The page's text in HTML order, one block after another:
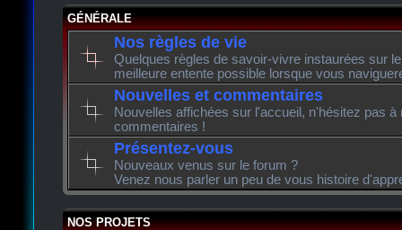
GÉNÉRALE
Nos règles de vie
Quelques règles de savoir-vivre instaurées sur
meilleure entente possible lorsque vous
Nouvelles et commentaires
Nouvelles affichées sur l'accueil, n'hésitez pas à
commentaires !
Présentez-vous
Nouveaux venus sur le forum ?
Venez nous parler un peu de vous histoire
NOS PROJETS